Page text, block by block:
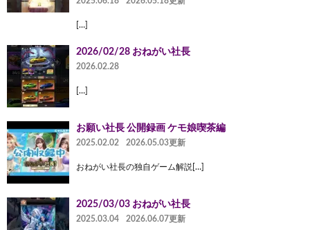
[…]
2026/02/28 おねがい社長
2026.02.28
[…]
お願い社長 公開録画 ケモ娘喫茶編
2025.02.02 2026.05.03更新
おねがい社長の独自ゲーム解説[…]
2025/03/03 おねがい社長
2025.03.04 2026.06.07更新